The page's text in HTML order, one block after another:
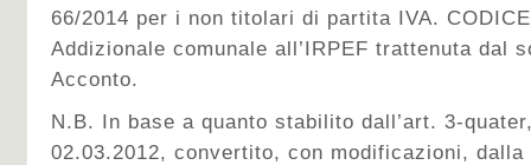
66/2014 per i non titolari di partita IVA.
Addizionale comunale all’IRPEF trattenuta dal
Acconto.
N.B. In base a quanto stabilito dall’art. 3-
02.03.2012, convertito, con modificazioni, dalla